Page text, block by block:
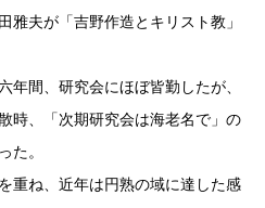
雅夫が「吉野作造とキリスト教」
間、研究会にほぼ皆勤したが、
時、「次期研究会は海老名で」の
た。
重ね、近年は円熟の域に達した感